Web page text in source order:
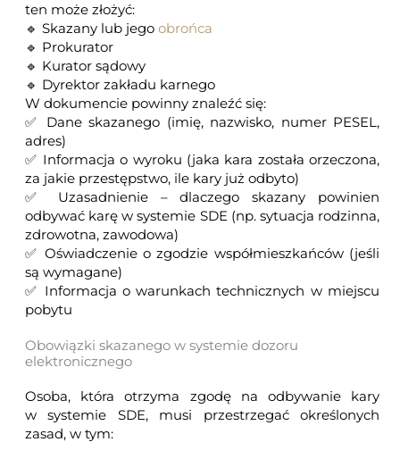
ten może złożyć:
🔹 Skazany lub jego obrońca
🔹 Prokurator
🔹 Kurator sądowy
🔹 Dyrektor zakładu karnego
W dokumencie powinny znaleźć się:
✅ Dane skazanego (imię, nazwisko, numer PESEL,
adres)
✅ Informacja o wyroku (jaka kara została orzeczona,
za jakie przestępstwo, ile kary już odbyto)
✅ Uzasadnienie – dlaczego skazany powinien
odbywać karę w systemie SDE (np. sytuacja rodzinna,
zdrowotna, zawodowa)
✅ Oświadczenie o zgodzie współmieszkańców (jeśli
są wymagane)
✅ Informacja o warunkach technicznych w miejscu
pobytu
Obowiązki skazanego w systemie dozoru
elektronicznego
Osoba, która otrzyma zgodę na odbywanie kary
w systemie SDE, musi przestrzegać określonych
zasad, w tym: